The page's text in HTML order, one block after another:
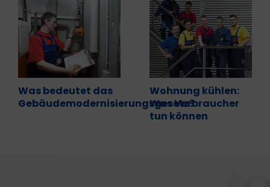
Was bedeutet das
Gebäudemodernisierungsgesetz?
Wohnung kühlen:
Was Verbraucher
tun können